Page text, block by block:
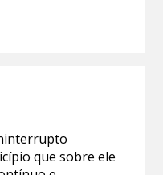
que sobre ele